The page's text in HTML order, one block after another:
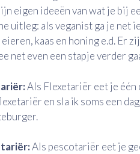
eigen ideeën van wat je bij
uitleg: als veganist ga je net
kaas en honing e.d. Er
net even een stapje verder
Als Flexetariër eet je één
en sla ik soms een
Als pescotariër eet je